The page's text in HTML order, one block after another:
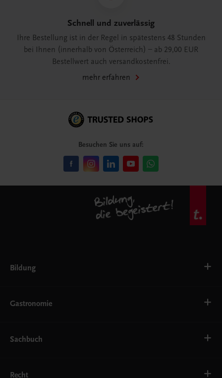
Schnell und zuverlässig
Ihre Bestellung ist in der Regel in spätestens 48 Stunden
bei Ihnen (innerhalb von Österreich) – ab 29,00 EUR
Bestellwert auch versandkostenfrei.
mehr erfahren
Besuchen Sie uns auf:
Bildung
AHS
EWF/ZWF
FW
Gastronomie
Getränke
Service
Sachbuch
Gesellschaft, Politik und Wirtschaft
Recht